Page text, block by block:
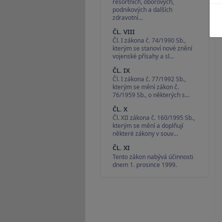
podnikových a dalších
zdravotní…
ČL. VIII
Čl. I zákona č. 74/1990 Sb.,
kterým se stanoví nové znění
vojenské přísahy a sl…
ČL. IX
Čl. I zákona č. 77/1992 Sb.,
kterým se mění zákon č.
76/1959 Sb., o některých s…
ČL. X
Čl. XII zákona č. 160/1995 Sb.,
kterým se mění a doplňují
některé zákony v souv…
ČL. XI
Tento zákon nabývá účinnosti
dnem 1. prosince 1999.